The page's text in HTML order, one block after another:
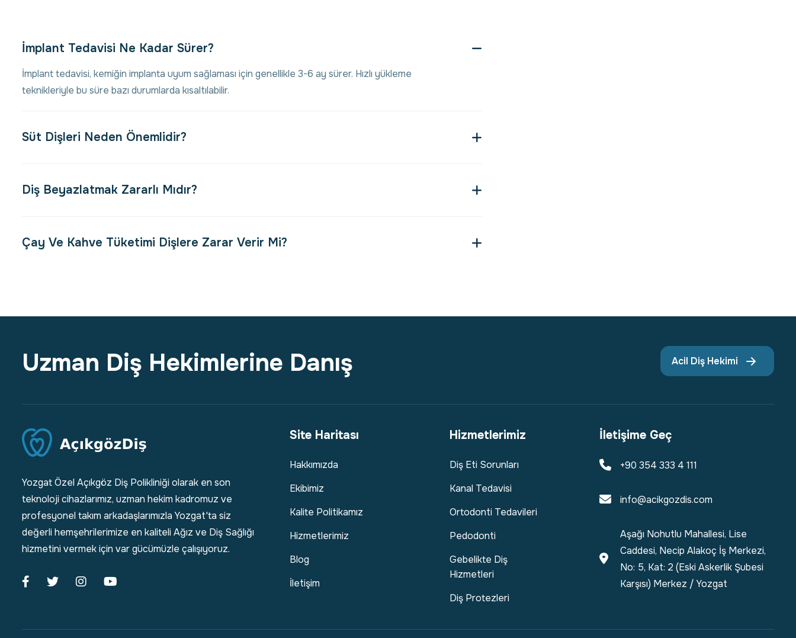
İmplant Tedavisi Ne Kadar Sürer?
İmplant tedavisi, kemiğin implanta uyum sağlaması için genellikle 3-6 ay sürer. Hızlı yükleme
teknikleriyle bu süre bazı durumlarda kısaltılabilir.
Süt Dişleri Neden Önemlidir?
Diş Beyazlatmak Zararlı Mıdır?
Çay Ve Kahve Tüketimi Dişlere Zarar Verir Mi?
Uzman Diş Hekimlerine Danış Acil Diş Hekimi
Yozgat Özel Açıkgöz Diş Polikliniği olarak en son
teknoloji cihazlarımız, uzman hekim kadromuz ve
profesyonel takım arkadaşlarımızla Yozgat'ta siz
değerli hemşehrilerimize en kaliteli Ağız ve Diş Sağlığı
hizmetini vermek için var gücümüzle çalışıyoruz.
Site Haritası
Hakkımızda
Ekibimiz
Kalite Politikamız
Hizmetlerimiz
Blog
İletişim
Hizmetlerimiz
Diş Eti Sorunları
Kanal Tedavisi
Ortodonti Tedavileri
Pedodonti
Gebelikte Diş
Hizmetleri
Diş Protezleri
İletişime Geç
+90 354 333 4 111
info@acikgozdis.com
Aşağı Nohutlu Mahallesi, Lise
Caddesi, Necip Alakoç İş Merkezi,
No: 5, Kat: 2 (Eski Askerlik Şubesi
Karşısı) Merkez / Yozgat